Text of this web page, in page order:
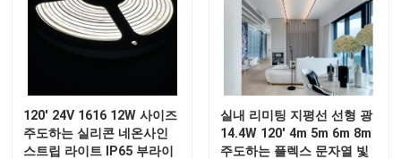
회사 소개
품질 관리
120' 24V 1616 12W 사이즈
주도하는 실리콘 네온사인
스트립 라이트 IP65 부라이
실내 리미팅 지평선 선형 광
14.4W 120' 4m 5m 6m 8m
주도하는 플렉스 문자열 빛